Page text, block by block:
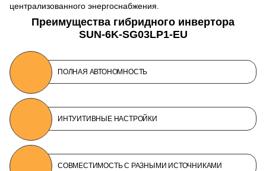
централизованного энергоснабжения.
Преимущества гибридного инвертора
SUN-6K-SG03LP1-EU
ПОЛНАЯ АВТОНОМНОСТЬ
ИНТУИТИВНЫЕ НАСТРОЙКИ
СОВМЕСТИМОСТЬ С РАЗНЫМИ ИСТОЧНИКАМИ